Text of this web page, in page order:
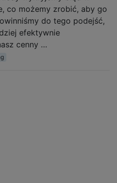
co możemy zrobić, aby go
do tego podejść,
efektywnie
cenny …